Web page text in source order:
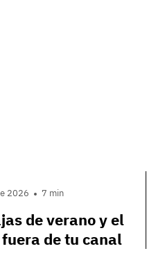
2026 7 min
de verano y el
de tu canal